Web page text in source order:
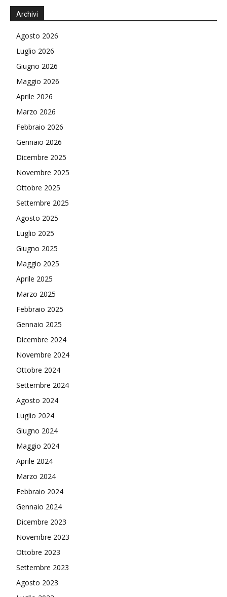
Archivi
Agosto 2026
Luglio 2026
Giugno 2026
Maggio 2026
Aprile 2026
Marzo 2026
Febbraio 2026
Gennaio 2026
Dicembre 2025
Novembre 2025
Ottobre 2025
Settembre 2025
Agosto 2025
Luglio 2025
Giugno 2025
Maggio 2025
Aprile 2025
Marzo 2025
Febbraio 2025
Gennaio 2025
Dicembre 2024
Novembre 2024
Ottobre 2024
Settembre 2024
Agosto 2024
Luglio 2024
Giugno 2024
Maggio 2024
Aprile 2024
Marzo 2024
Febbraio 2024
Gennaio 2024
Dicembre 2023
Novembre 2023
Ottobre 2023
Settembre 2023
Agosto 2023